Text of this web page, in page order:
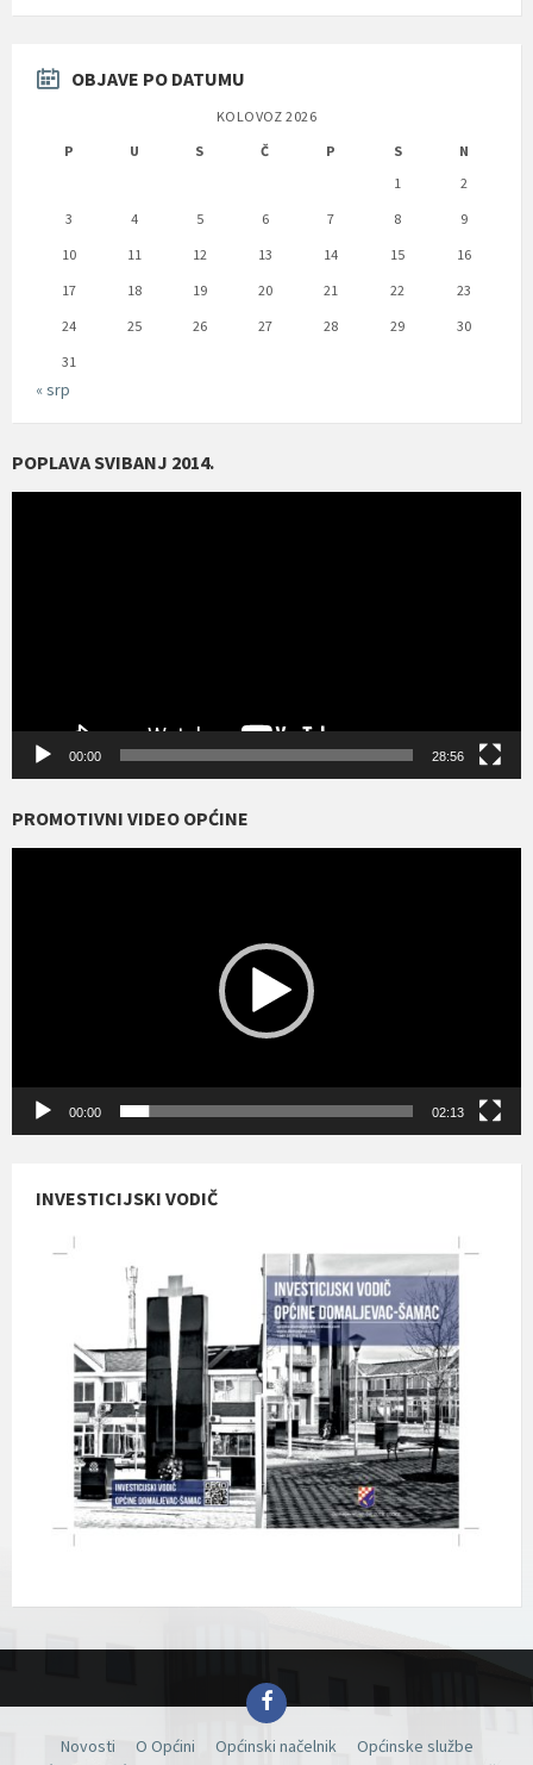
OBJAVE PO DATUMU
KOLOVOZ 2026
P
U S Č P S
N
1
2
3
4 5 6 7 8
9
10
11 12 13 14 15
16
17
18 19 20 21 22
23
24
25 26 27 28 29
30
31
« srp
POPLAVA SVIBANJ 2014.
00:00 28:56
PROMOTIVNI VIDEO OPĆINE
00:00 02:13
INVESTICIJSKI VODIČ
Facebook
Novosti O Općini Općinski načelnik
Općinske službe